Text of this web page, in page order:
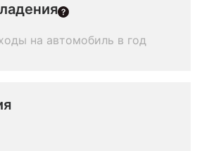
на автомобиль в год